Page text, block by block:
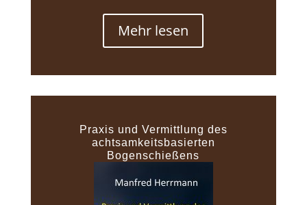
Mehr lesen
Praxis und Vermittlung des
achtsamkeitsbasierten
Bogenschießens